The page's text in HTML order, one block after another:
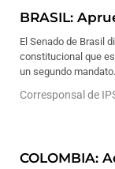
BRASIL:
El Senado de Brasil
constitucional que
un segundo mandato.
Corresponsal de
COLOMBIA: